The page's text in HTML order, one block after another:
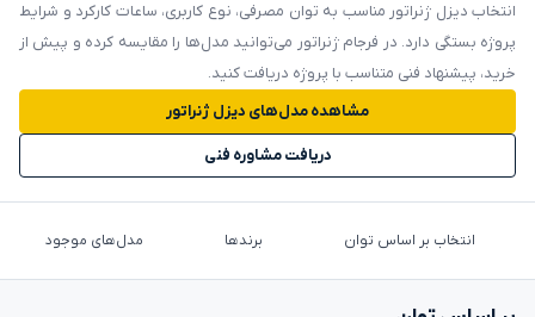
انتخاب دیزل ژنراتور مناسب به توان مصرفی، نوع کاربری، ساعات کارکرد و شرایط
پروژه بستگی دارد. در فرجام ژنراتور می‌توانید مدل‌ها را مقایسه کرده و پیش از
خرید، پیشنهاد فنی متناسب با پروژه دریافت کنید.
مشاهده مدل‌های دیزل ژنراتور
دریافت مشاوره فنی
انتخاب بر اساس توان برندها مدل‌های موجود